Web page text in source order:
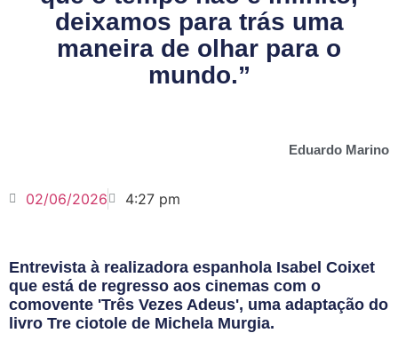
deixamos para trás uma
maneira de olhar para o
mundo.”
Eduardo Marino
02/06/2026 4:27 pm
Entrevista à realizadora espanhola Isabel Coixet
que está de regresso aos cinemas com o
comovente 'Três Vezes Adeus', uma adaptação do
livro Tre ciotole de Michela Murgia.